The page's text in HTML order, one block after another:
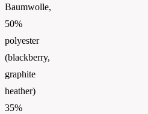
Baumwolle,
50%
polyester
(blackberry,
graphite
heather)
35%